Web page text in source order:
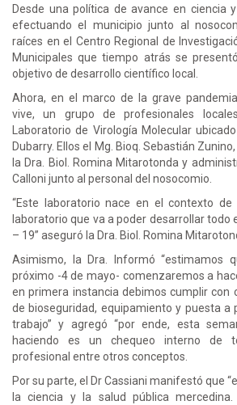
Desde una política de avance en ciencia
efectuando el municipio junto al
raíces en el Centro Regional de
Municipales que tiempo atrás se
objetivo de desarrollo científico local.
Ahora, en el marco de la grave
vive, un grupo de profesionales
Laboratorio de Virología Molecular
Dubarry. Ellos el Mg. Bioq. Sebastián
la Dra. Biol. Romina Mitarotonda y
Calloni junto al personal del nosocomio.
“Este laboratorio nace en el contexto
laboratorio que va a poder desarrollar todo
– 19” aseguró la Dra. Biol. Romina
Asimismo, la Dra. Informó “estimamos
próximo -4 de mayo- comenzaremos a
en primera instancia debimos cumplir con
de bioseguridad, equipamiento y puesta a
trabajo” y agregó “por ende, esta
haciendo es un chequeo interno de
profesional entre otros conceptos.
Por su parte, el Dr Cassiani manifestó que
la ciencia y la salud pública